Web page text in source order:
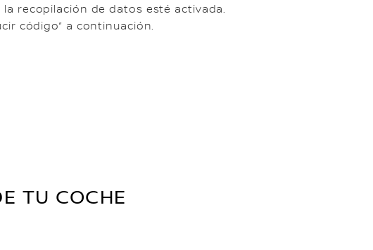
la recopilación de datos esté activada.
código” a continuación.
TU COCHE